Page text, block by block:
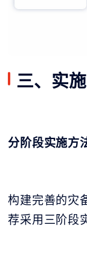
三、实
分阶段实施方
构建完善的灾
荐采用三阶段